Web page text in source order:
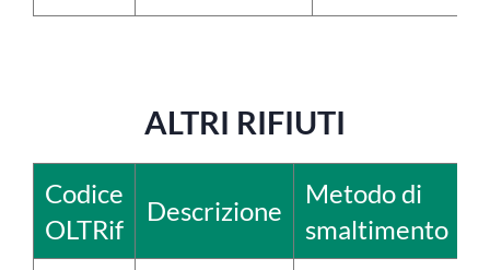
ALTRI RIFIUTI
Codice
OLTRif
Descrizione
Metodo di
smaltimento